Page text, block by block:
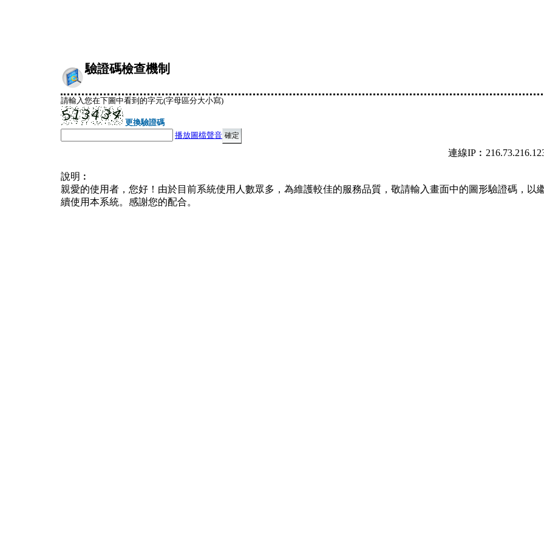
驗證碼檢查機制
請輸入您在下圖中看到的字元(字母區分大小寫)
更換驗證碼
播放圖檔聲音
連線
說明︰
親愛的使用者，您好！由於目前系統使用人數眾多，為維護較佳的服務品質，敬請輸入畫面中的圖形驗證碼，以
續使用本系統。感謝您的配合。